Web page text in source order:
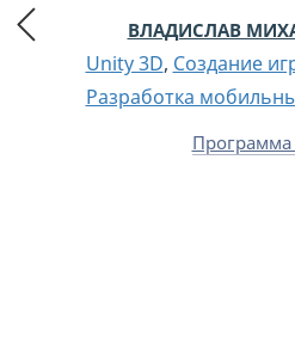
ВЛАДИСЛАВ
Unity 3D, Создание
Разработка
Программа